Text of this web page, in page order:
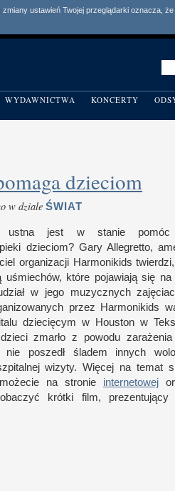
ustawień Twojej przeglądarki oznacza,
WYDAWNICTWA KONCERTY
dzieciom
w dziale ŚWIAT
ustna jest w stanie
dzieciom? Gary Allegretto,
organizacji Harmonikids
które pojawiają się na
w jego muzycznych
przez Harmonikids
dziecięcym w Houston w T
zieci zmarłoz powodu
poszedł śladem innych
wizyty. Więcej na temat
na stronie internetowej
krótki film, prezentujący